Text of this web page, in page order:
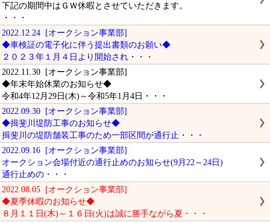
下記の期間中はＧＷ休暇とさせていただきます。
・・・
2022.12.24 [オークション事業部]
◆車検証の電子化に伴う提出書類のお願い◆
２０２３年１月４日より開始され・・・
2022.11.30 [オークション事業部]
◆年末年始休業のお知らせ◆
令和4年12月29日(木)～令和5年1月4日・・・
2022.09.30 [オークション事業部]
◆揖斐川堤防工事のお知らせ◆
揖斐川の堤防舗装工事のため一部区間が通行止・・・
2022.09.16 [オークション事業部]
オークション会場付近の通行止めのお知らせ(9月22～24日)
通行止めの・・・
2022.08.05 [オークション事業部]
◆夏季休暇のお知らせ◆
８月１１日(木)～１６日(火)は誠に勝手ながら夏・・・